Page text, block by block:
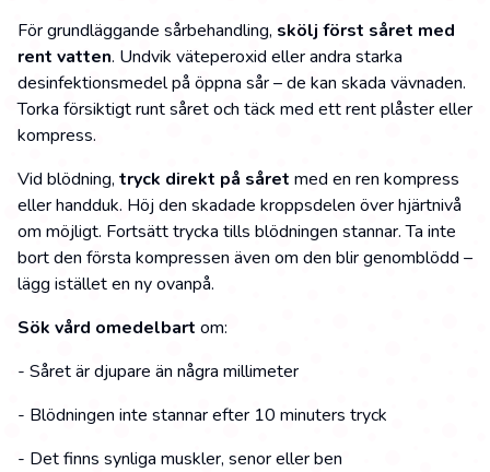
För grundläggande sårbehandling, skölj först såret med
rent vatten. Undvik väteperoxid eller andra starka
desinfektionsmedel på öppna sår – de kan skada vävnaden.
Torka försiktigt runt såret och täck med ett rent plåster eller
kompress.
Vid blödning, tryck direkt på såret med en ren kompress
eller handduk. Höj den skadade kroppsdelen över hjärtnivå
om möjligt. Fortsätt trycka tills blödningen stannar. Ta inte
bort den första kompressen även om den blir genomblödd –
lägg istället en ny ovanpå.
Sök vård omedelbart om:
- Såret är djupare än några millimeter
- Blödningen inte stannar efter 10 minuters tryck
- Det finns synliga muskler, senor eller ben